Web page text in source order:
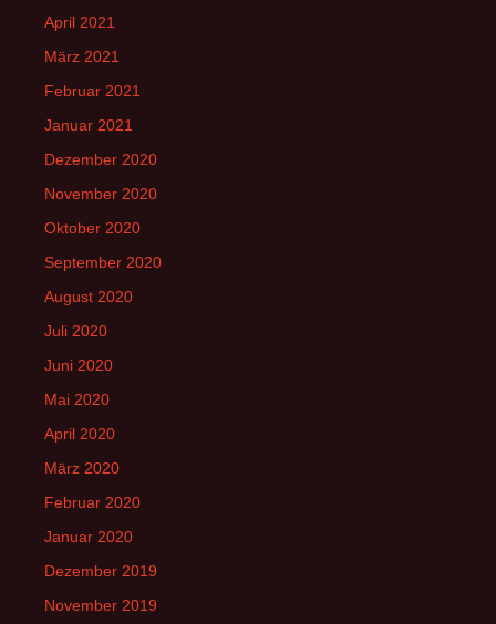
April 2021
März 2021
Februar 2021
Januar 2021
Dezember 2020
November 2020
Oktober 2020
September 2020
August 2020
Juli 2020
Juni 2020
Mai 2020
April 2020
März 2020
Februar 2020
Januar 2020
Dezember 2019
November 2019